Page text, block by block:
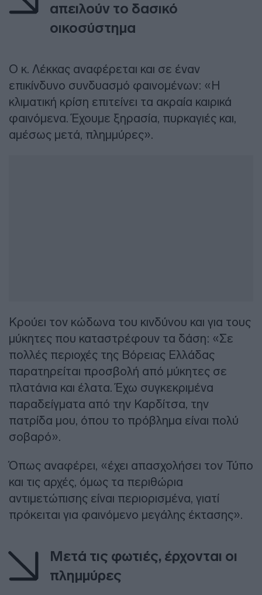
απειλούν το δασικό
οικοσύστημα
Ο κ. Λέκκας αναφέρεται και σε έναν
επικίνδυνο συνδυασμό φαινομένων: «Η
κλιματική κρίση επιτείνει τα ακραία καιρικά
φαινόμενα. Έχουμε ξηρασία, πυρκαγιές και,
αμέσως μετά, πλημμύρες».
Κρούει τον κώδωνα του κινδύνου και για τους
μύκητες που καταστρέφουν τα δάση: «Σε
πολλές περιοχές της Βόρειας Ελλάδας
παρατηρείται προσβολή από μύκητες σε
πλατάνια και έλατα. Έχω συγκεκριμένα
παραδείγματα από την Καρδίτσα, την
πατρίδα μου, όπου το πρόβλημα είναι πολύ
σοβαρό».
Όπως αναφέρει, «έχει απασχολήσει τον Τύπο
και τις αρχές, όμως τα περιθώρια
αντιμετώπισης είναι περιορισμένα, γιατί
πρόκειται για φαινόμενο μεγάλης έκτασης».
Μετά τις φωτιές, έρχονται οι
πλημμύρες